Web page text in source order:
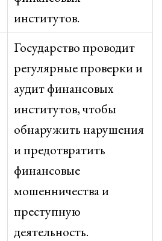
институтов.
Государство проводит
регулярные проверки и
аудит финансовых
институтов, чтобы
обнаружить нарушения
и предотвратить
финансовые
мошенничества и
преступную
деятельность.